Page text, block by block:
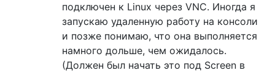
подключен к Linux через VNC. Иногда я
запускаю удаленную работу на консоли
и позже понимаю, что она выполняется
намного дольше, чем ожидалось.
(Должен был начать это под Screen в